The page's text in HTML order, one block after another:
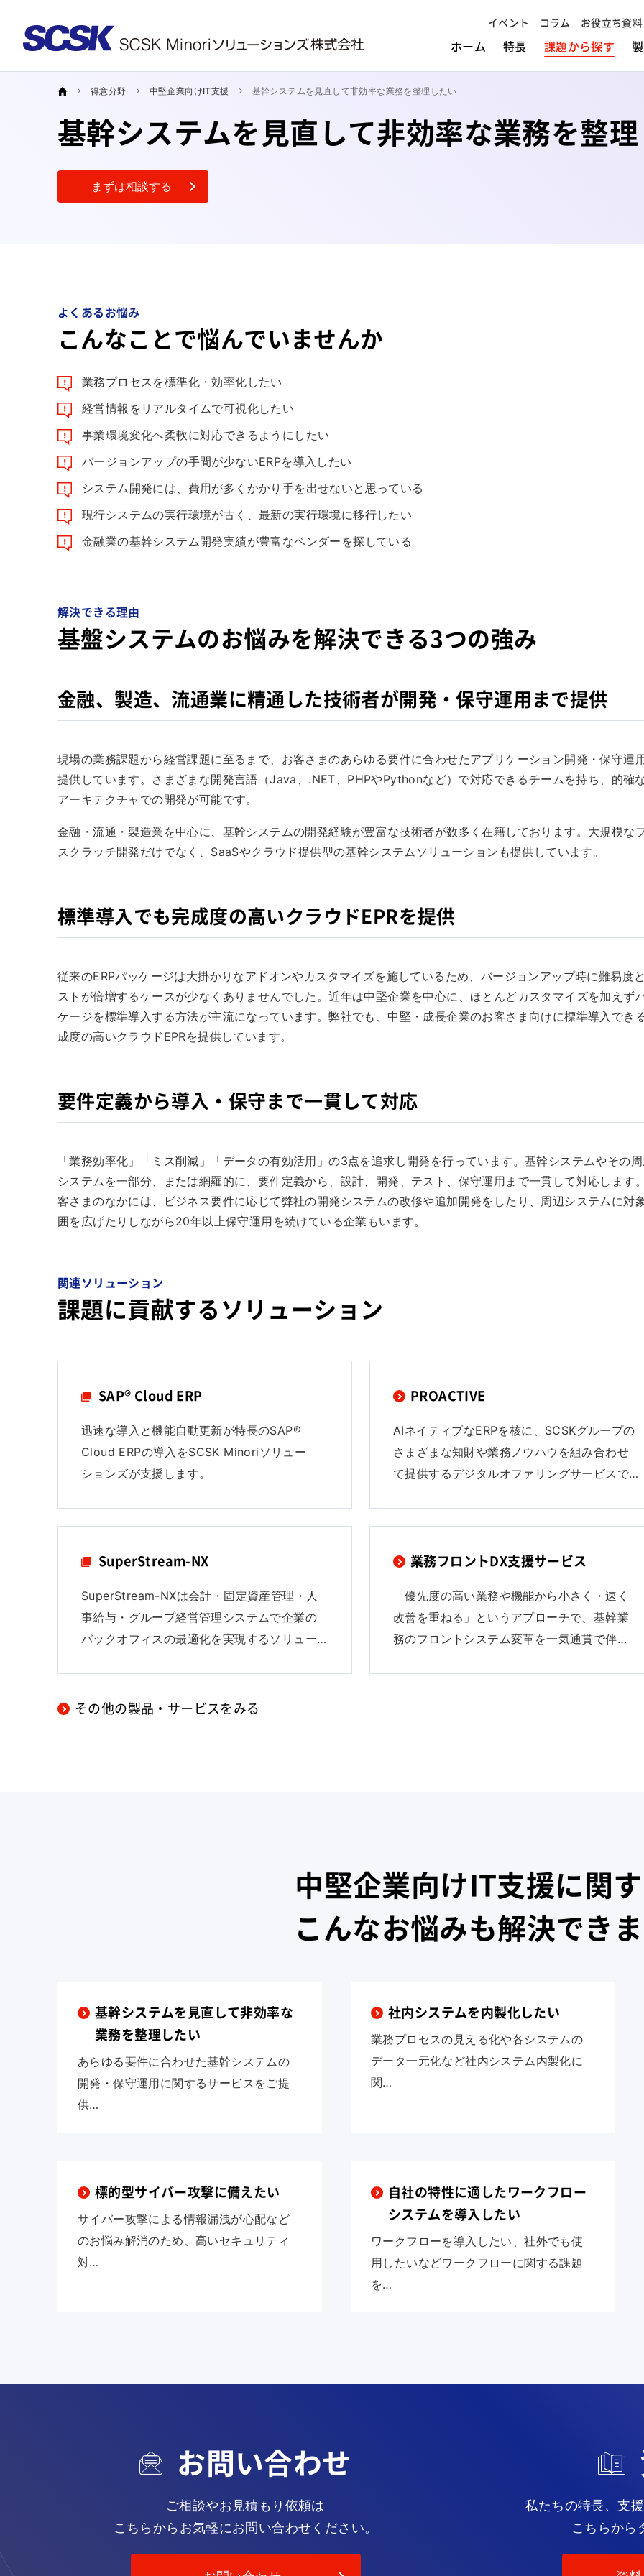
イベント コラム お役立ち資料
ホーム 特長 課題から探す
得意分野 中堅企業向けIT支援 基幹システムを見直して非効率な業務を整理したい
基幹システムを見直して非効率な業務を整
まずは相談する
よくあるお悩み
こんなことで悩んでいませんか
業務プロセスを標準化・効率化したい
経営情報をリアルタイムで可視化したい
事業環境変化へ柔軟に対応できるようにしたい
バージョンアップの手間が少ないERPを導入したい
システム開発には、費用が多くかかり手を出せないと思っている
現行システムの実行環境が古く、最新の実行環境に移行したい
金融業の基幹システム開発実績が豊富なベンダーを探している
解決できる理由
基盤システムのお悩みを解決できる3つの強み
金融、製造、流通業に精通した技術者が開発・保守運用まで提供
現場の業務課題から経営課題に至るまで、お客さまのあらゆる要件に合わせたアプリケーション開発・保守運
提供しています。さまざまな開発言語（Java、.NET、PHPやPythonなど）で対応できるチームを持ち、的確
アーキテクチャでの開発が可能です。
金融・流通・製造業を中心に、基幹システムの開発経験が豊富な技術者が数多く在籍しております。大規模な
スクラッチ開発だけでなく、SaaSやクラウド提供型の基幹システムソリューションも提供しています。
標準導入でも完成度の高いクラウドEPRを提供
従来のERPパッケージは大掛かりなアドオンやカスタマイズを施しているため、バージョンアップ時に難易度
ストが倍増するケースが少なくありませんでした。近年は中堅企業を中心に、ほとんどカスタマイズを加えず
ケージを標準導入する方法が主流になっています。弊社でも、中堅・成長企業のお客さま向けに標準導入でき
成度の高いクラウドEPRを提供しています。
要件定義から導入・保守まで一貫して対応
「業務効率化」「ミス削減」「データの有効活用」の3点を追求し開発を行っています。基幹システムやその
システムを一部分、または網羅的に、要件定義から、設計、開発、テスト、保守運用まで一貫して対応します
客さまのなかには、ビジネス要件に応じて弊社の開発システムの改修や追加開発をしたり、周辺システムに対
囲を広げたりしながら20年以上保守運用を続けている企業もいます。
関連ソリューション
課題に貢献するソリューション
SAP® Cloud ERP
迅速な導入と機能自動更新が特長のSAP®
Cloud ERPの導入をSCSK Minoriソリュー
ションズが支援します。
PROACTIVE
AIネイティブなERPを核に、SCSKグループの
さまざまな知財や業務ノウハウを組み合わせ
て提供するデジタルオファリングサービスで…
SuperStream-NX
SuperStream-NXは会計・固定資産管理・人
事給与・グループ経営管理システムで企業の
バックオフィスの最適化を実現するソリュー…
業務フロントDX支援サービス
「優先度の高い業務や機能から小さく・速く
改善を重ねる」というアプローチで、基幹業
務のフロントシステム変革を一気通貫で伴…
その他の製品・サービスをみる
中堅企業向けIT支援に関
こんなお悩みも解決でき
基幹システムを見直して非効率な
業務を整理したい
あらゆる要件に合わせた基幹システムの
開発・保守運用に関するサービスをご提
供…
社内システムを内製化したい
業務プロセスの見える化や各システムの
データ一元化など社内システム内製化に
関…
標的型サイバー攻撃に備えたい
サイバー攻撃による情報漏洩が心配など
のお悩み解消のため、高いセキュリティ
対…
自社の特性に適したワークフロー
システムを導入したい
ワークフローを導入したい、社外でも使
用したいなどワークフローに関する課題
を…
お問い合わせ
ご相談やお見積もり依頼は
こちらからお気軽にお問い合わせください。
私たちの特長、支
こちらから